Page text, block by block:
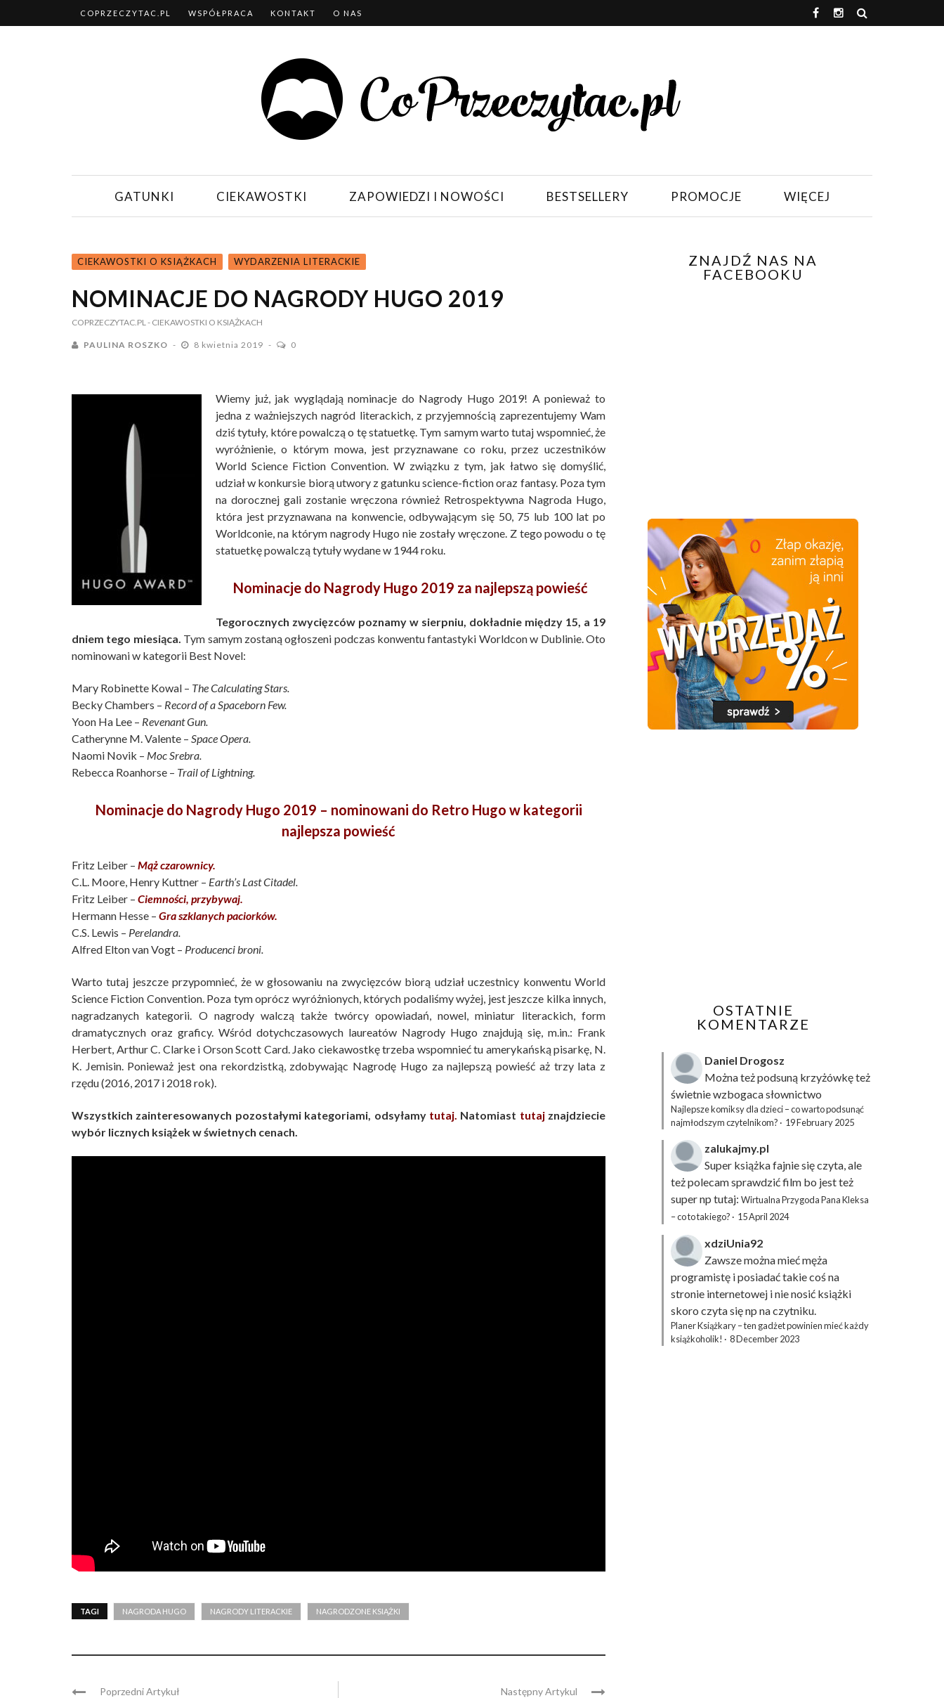
COPRZECZYTAC.PL WSPÓŁPRACA KONTAKT O NAS
GATUNKI CIEKAWOSTKI ZAPOWIEDZI I NOWOŚCI BESTSELLERY PROMOCJE WIĘCEJ
CIEKAWOSTKI O KSIĄŻKACH WYDARZENIA LITERACKIE
NOMINACJE DO NAGRODY HUGO 2019
COPRZECZYTAC.PL- CIEKAWOSTKI O KSIĄŻKACH
PAULINA ROSZKO 8 kwietnia 2019 0
Wiemy już, jak wyglądają nominacje do Nagrody Hugo 2019! A ponieważ to
jedna z ważniejszych nagród literackich, z przyjemnością zaprezentujemy Wam
dziś tytuły, które powalczą o tę statuetkę. Tym samym warto tutaj wspomnieć, że
wyróżnienie, o którym mowa, jest przyznawane co roku, przez uczestników
World Science Fiction Convention. W związku z tym, jak łatwo się domyślić,
udział w konkursie biorą utwory z gatunku science-fiction oraz fantasy. Poza tym
na dorocznej gali zostanie wręczona również Retrospektywna Nagroda Hugo,
która jest przyznawana na konwencie, odbywającym się 50, 75 lub 100 lat po
Worldconie, na którym nagrody Hugo nie zostały wręczone. Z tego powodu o tę
statuetkę powalczą tytuły wydane w 1944 roku.
Nominacje do Nagrody Hugo 2019 za najlepszą powieść
Tegorocznych zwycięzców poznamy w sierpniu, dokładnie między 15, a 19
dniem tego miesiąca. Tym samym zostaną ogłoszeni podczas konwentu fantastyki Worldcon w Dublinie. Oto
nominowani w kategorii Best Novel:
Mary Robinette Kowal – The Calculating Stars.
Becky Chambers – Record of a Spaceborn Few.
Yoon Ha Lee – Revenant Gun.
Catherynne M. Valente – Space Opera.
Naomi Novik – Moc Srebra.
Rebecca Roanhorse – Trail of Lightning.
Nominacje do Nagrody Hugo 2019 – nominowani do Retro Hugo w kategorii
najlepsza powieść
Fritz Leiber – Mąż czarownicy.
C.L. Moore, Henry Kuttner – Earth’s Last Citadel.
Fritz Leiber – Ciemności, przybywaj.
Hermann Hesse – Gra szklanych paciorków.
C.S. Lewis – Perelandra.
Alfred Elton van Vogt – Producenci broni.
Warto tutaj jeszcze przypomnieć, że w głosowaniu na zwycięzców biorą udział uczestnicy konwentu World
Science Fiction Convention. Poza tym oprócz wyróżnionych, których podaliśmy wyżej, jest jeszcze kilka innych,
nagradzanych kategorii. O nagrody walczą także twórcy opowiadań, nowel, miniatur literackich, form
dramatycznych oraz graficy. Wśród dotychczasowych laureatów Nagrody Hugo znajdują się, m.in.: Frank
Herbert, Arthur C. Clarke i Orson Scott Card. Jako ciekawostkę trzeba wspomnieć tu amerykańską pisarkę, N.
K. Jemisin. Ponieważ jest ona rekordzistką, zdobywając Nagrodę Hugo za najlepszą powieść aż trzy lata z
rzędu (2016, 2017 i 2018 rok).
Wszystkich zainteresowanych pozostałymi kategoriami, odsyłamy tutaj. Natomiast tutajznajdziecie
wybór licznych książek w świetnych cenach.
TAGI NAGRODA HUGO NAGRODY LITERACKIE NAGRODZONE KSIĄŻKI
Poprzedni Artykuł Następny Artykul
ZNAJDŹ NAS NA
FACEBOOKU
OSTATNIE
KOMENTARZE
Daniel Drogosz
Można też podsuną krzyżówkęteż
świetnie wzbogaca słownictwo
Najlepsze komiksy dla dzieci – co warto podsunąć
najmłodszym czytelnikom? · 19 February 2025
zalukajmy.pl
Super książka fajnie się czyta, ale
też polecam sprawdzić film bo jest też
super np tutaj: Wirtualna Przygoda Pana Kleksa
– co to takiego? · 15 April 2024
xdziUnia92
Zawsze można mieć męża
programistę i posiadać takie coś na
stronie internetowej i nie nosić książki
skoro czyta się np na czytniku.
Planer Książkary – ten gadżet powinien mieć każdy
książkoholik! · 8 December 2023